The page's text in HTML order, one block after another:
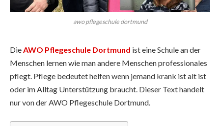
awo pflegeschule dortmund
DieAWO Pflegeschule Dortmund ist eine Schule an der
Menschen lernen wie man andere Menschen professionales
pflegt. Pflege bedeutet helfen wenn jemand krank ist alt ist
oder im Alltag Unterstützung braucht. Dieser Text handelt
nur von der AWO Pflegeschule Dortmund.